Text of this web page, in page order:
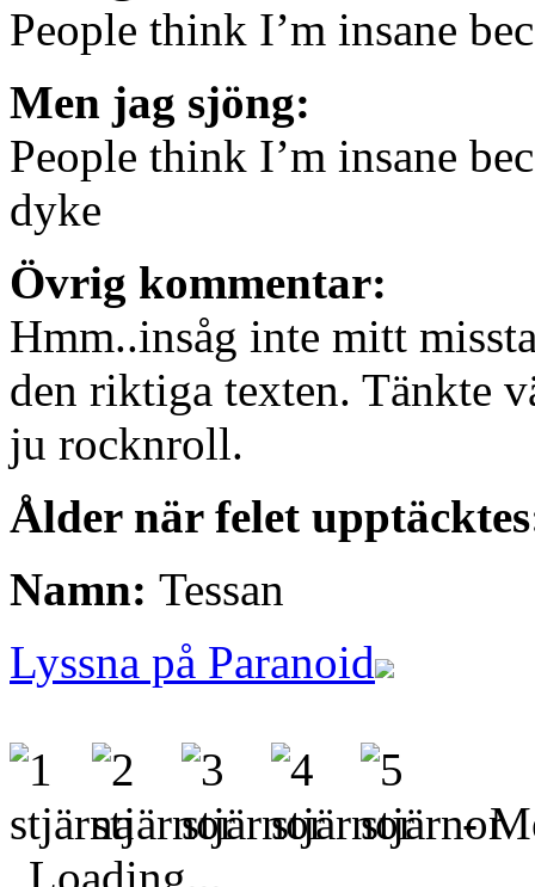
People think I’m insane
Men jag sjöng:
People think I’m insane
dyke
Övrig kommentar:
Hmm..insåg inte mitt
den riktiga texten. Tänkte
ju rocknroll.
Ålder när felet
Namn: Tessan
Lyssna på Paranoid
-